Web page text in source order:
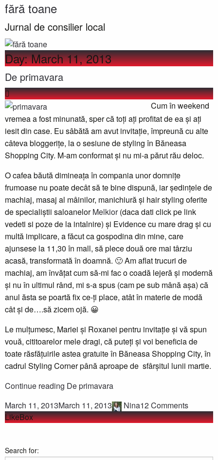
fără toane
Jurnal de consilier local
Day:March 11, 2013
De primavara
Cum în weekend
vremea a fost minunată, sper că toți ați profitat de ea și ați
iesit din case. Eu sâbătă am avut invitație, împreună cu alte
câteva bloggerițe, la o sesiune de styling în Băneasa
Shopping City. M-am conformat și nu mi-a părut rău deloc.
O cafea băută dimineața în compania unor domnițe
frumoase nu poate decât să te bine dispună, iar ședințele de
machiaj, masaj al mâinilor, manichiură și hair styling oferite
de specialiștii saloanelorMelkior(daca dati click pe link
vedeti si poze de la intalnire) și Evidence cu mare drag și cu
multă implicare, a făcut ca gospodina din mine, care
ajunsese la 11,30 în mall, să plece două ore mai târziu
acasă, transformată în doamnă. 🙂 Am aflat trucuri de
machiaj, am învățat cum să-mi fac o coadă lejeră și modernă
și nu în ultimul rând, mi s-a spus (cam pe sub mână așa) că
anul ăsta se poartă fix ce-ți place, atât în materie de modă
cât și de….să zicem ojă. 😀
Le mulțumesc, Mariei și Roxanei pentru invitație și vă spun
vouă, cititoarelor mele dragi, că puteți și voi beneficia de
toate răsfățuirile astea gratuite în Băneasa Shopping City, în
cadrul Styling Corner până aproape de sfârșitul lunii martie.
Continue reading De primavara
March 11, 2013March 11, 2013 Nina12 Comments
LikeBox
Search for: